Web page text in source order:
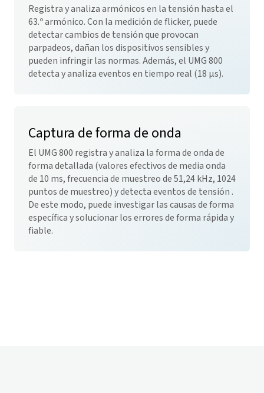
Registra y analiza armónicos en la tensión hasta el
63.º armónico. Con la medición de flicker, puede
detectar cambios de tensión que provocan
parpadeos, dañan los dispositivos sensibles y
pueden infringir las normas. Además, el UMG 800
detecta y analiza eventos en tiempo real (18 µs).
Captura de forma de onda
El UMG 800 registra y analiza la forma de onda de
forma detallada (valores efectivos de media onda
de 10 ms, frecuencia de muestreo de 51,24 kHz, 1024
puntos de muestreo) y detecta eventos de tensión .
De este modo, puede investigar las causas de forma
específica y solucionar los errores de forma rápida y
fiable.